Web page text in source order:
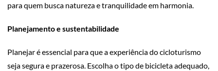
para quem busca natureza e tranquilidade em harmonia.
Planejamento e sustentabilidade
Planejar é essencial para que a experiência do cicloturismo
seja segura e prazerosa. Escolha o tipo de bicicleta adequado,